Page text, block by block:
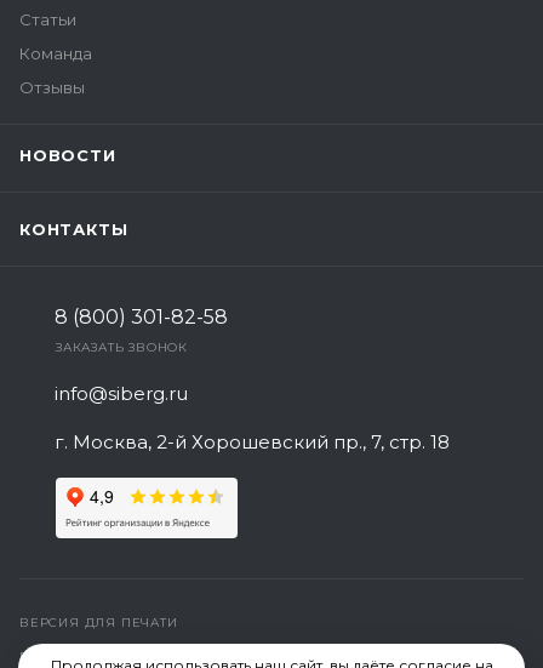
Статьи
Команда
Отзывы
НОВОСТИ
КОНТАКТЫ
8 (800) 301-82-58
ЗАКАЗАТЬ ЗВОНОК
info@siberg.ru
г. Москва, 2-й Хорошевский пр., 7, стр. 18
ВЕРСИЯ ДЛЯ ПЕЧАТИ
ПОЛИТИКА КОНФИДЕНЦИАЛЬНОСТИ